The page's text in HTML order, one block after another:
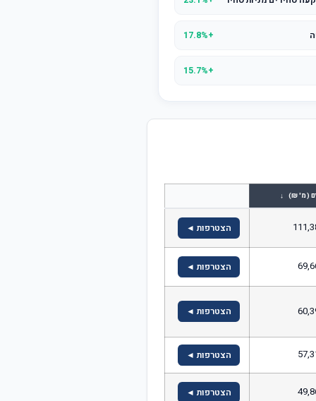
+17.8%
+15.7%
(מ' ₪) ↓
הצטרפות ◄
הצטרפות ◄
הצטרפות ◄
הצטרפות ◄
הצטרפות ◄